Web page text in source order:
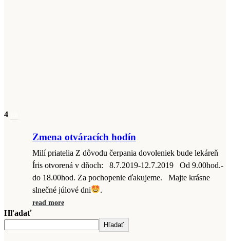
4
Zmena otváracích hodín
Milí priatelia Z dôvodu čerpania dovoleniek bude lekáreň
Íris otvorená v dňoch: 8.7.2019-12.7.2019 Od 9.00hod.-
do 18.00hod. Za pochopenie ďakujeme. Majte krásne
slnečné júlové dni
.
read more
Hľadať
Hľadať